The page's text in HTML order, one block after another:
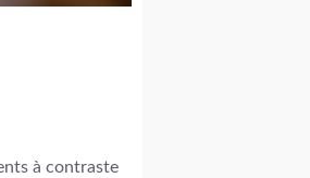
à contraste